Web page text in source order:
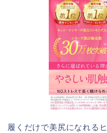
履くだけで美尻になれる